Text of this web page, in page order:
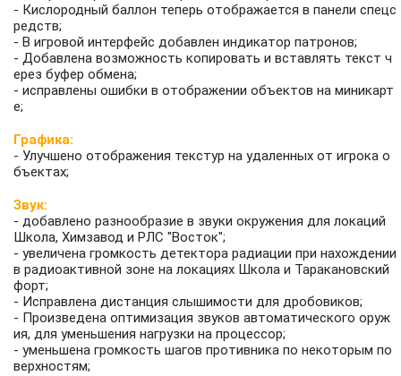
- Кислородный баллон теперь отображается в панели спецс
редств;
- В игровой интерфейс добавлен индикатор патронов;
- Добавлена возможность копировать и вставлять текст ч
ерез буфер обмена;
- исправлены ошибки в отображении объектов на миникарт
е;
Графика:
- Улучшено отображения текстур на удаленных от игрока о
бъектах;
Звук:
- добавлено разнообразие в звуки окружения для локаций
Школа, Химзавод и РЛС "Восток";
- увеличена громкость детектора радиации при нахождении
в радиоактивной зоне на локациях Школа и Таракановский
форт;
- Исправлена дистанция слышимости для дробовиков;
- Произведена оптимизация звуков автоматического оруж
ия, для уменьшения нагрузки на процессор;
- уменьшена громкость шагов противника по некоторым по
верхностям;